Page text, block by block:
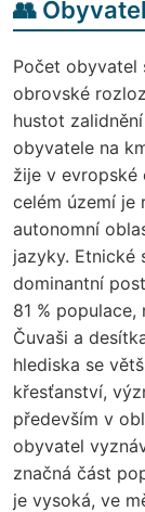
👥
Počet obyvatel
obrovské
hustot
obyvatele na
žije v evropské
celém území je
autonomní
jazyky. Etnické
dominantní
81 % populace,
Čuvaši a
hlediska se
křesťanství,
především v
obyvatel
značná část
je vysoká, ve